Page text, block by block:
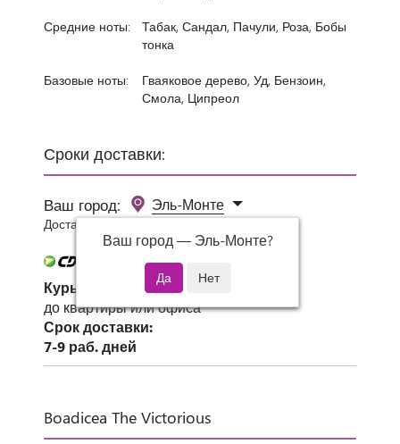
Сроки доставки:
Ваш город:
Эль-Монте
Ваш город — Эль-Монте?
Доставка 0 руб при заказе от 3000 руб.
Курьер СДЭК
до квартиры или офиса
Срок доставки:
7-9 раб. дней
Boadicea The Victorious
Средние ноты:
Табак, Сандал, Пачули, Роза, Бобы
тонка
Базовые ноты:
Гваяковое дерево, Уд, Бензоин,
Смола, Ципреол